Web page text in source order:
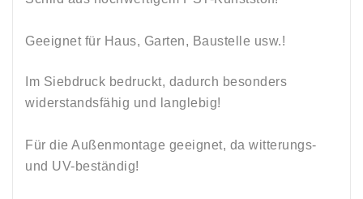
Geeignet für Haus, Garten, Baustelle usw.!
Im Siebdruck bedruckt, dadurch besonders
widerstandsfähig und langlebig!
Für die Außenmontage geeignet, da witterungs-
und UV-beständig!